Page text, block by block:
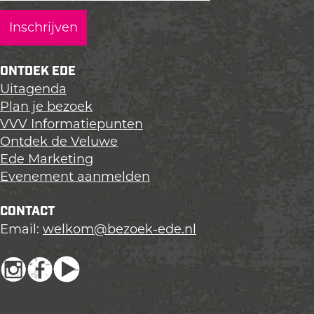
a
g
i
n
a
o
p
L
i
n
k
e
n
a
g
i
n
o
p
F
a
c
e
b
o
k
a
g
i
n
o
p
X
ONTDEK EDE
Uitagenda
Plan je bezoek
VVV Informatiepunten
Ontdek de Veluwe
Ede Marketing
Evenement aanmelden
CONTACT
Email: welkom@bezoek-ede.nl
I
F
Y